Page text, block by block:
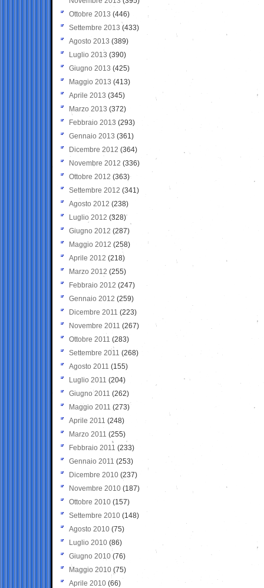
Ottobre 2013 (446)
Settembre 2013 (433)
Agosto 2013 (389)
Luglio 2013 (390)
Giugno 2013 (425)
Maggio 2013 (413)
Aprile 2013 (345)
Marzo 2013 (372)
Febbraio 2013 (293)
Gennaio 2013 (361)
Dicembre 2012 (364)
Novembre 2012 (336)
Ottobre 2012 (363)
Settembre 2012 (341)
Agosto 2012 (238)
Luglio 2012 (328)
Giugno 2012 (287)
Maggio 2012 (258)
Aprile 2012 (218)
Marzo 2012 (255)
Febbraio 2012 (247)
Gennaio 2012 (259)
Dicembre 2011 (223)
Novembre 2011 (267)
Ottobre 2011 (283)
Settembre 2011 (268)
Agosto 2011 (155)
Luglio 2011 (204)
Giugno 2011 (262)
Maggio 2011 (273)
Aprile 2011 (248)
Marzo 2011 (255)
Febbraio 2011 (233)
Gennaio 2011 (253)
Dicembre 2010 (237)
Novembre 2010 (187)
Ottobre 2010 (157)
Settembre 2010 (148)
Agosto 2010 (75)
Luglio 2010 (86)
Giugno 2010 (76)
Maggio 2010 (75)
Aprile 2010 (66)